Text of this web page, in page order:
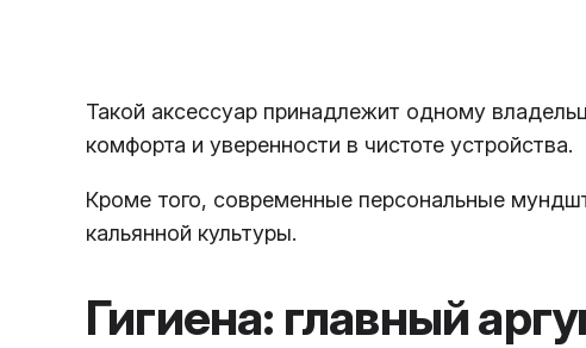
Такой аксессуар принадлежит одному
комфорта и уверенности в чистоте устройства.
Кроме того, современные персональные
кальянной культуры.
Гигиена: главный